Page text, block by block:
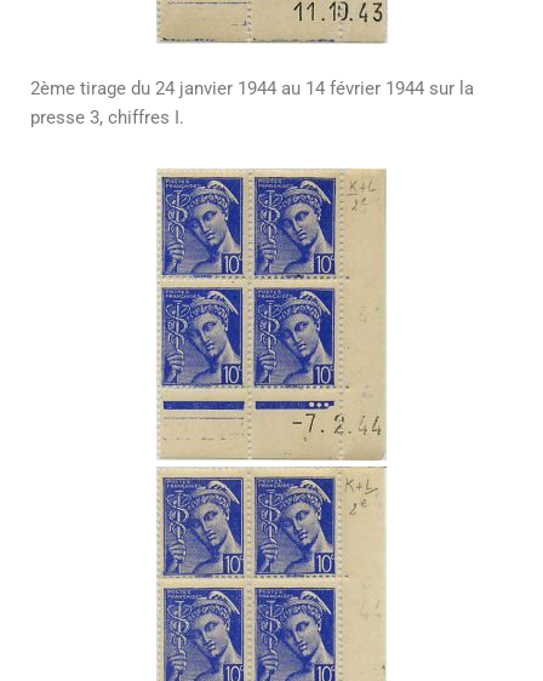
2ème tirage du 24 janvier 1944 au 14 février 1944 sur la
presse 3, chiffres I.